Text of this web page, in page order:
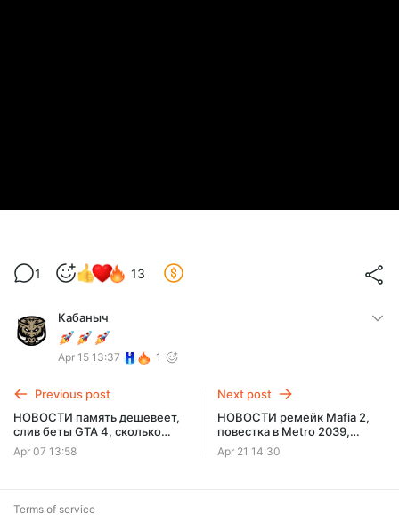
1 13
Кабаныч
Apr 15 13:37 1
Previous post
НОВОСТИ память дешевеет,
слив беты GTA 4, сколько
стоит GTA 6, кто заберет
Fortnite, новые “Герои”
Apr 07 13:58
Next post
НОВОСТИ ремейк Mafia 2,
повестка в Metro 2039,
новый взлом авторов GTA 6,
возвращение Bloodborne
Apr 21 14:30
Terms of service